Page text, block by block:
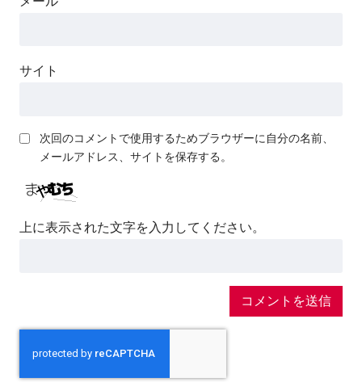
サイト
次回のコメントで使用するためブラウザーに自分の名前、
メールアドレス、サイトを保存する。
上に表示された文字を入力してください。